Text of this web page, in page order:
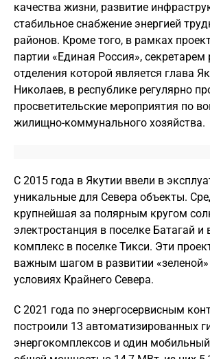
качества жизни, развитие
стабильное снабжение энергией
районов. Кроме того, в рамках
партии «Единая Россия», секретарем
отделения которой является глава
Николаев, в республике регулярно
просветительские мероприятия по
жилищно-коммунального хозяйства.
С 2015 года в Якутии ввели в
уникальные для Севера объекты.
крупнейшая за полярным кругом
электростанция в поселке Батагай и
комплекс в поселке Тикси. Эти
важным шагом в развитии «зеленой»
условиях Крайнего Севера.
С 2021 года по энергосервисным
построили 13 автоматизированных
энергокомплексов и один